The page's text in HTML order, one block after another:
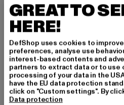
-23% -
GREAT TO
HERE!
DefShop uses cookies to
preferences, analyse use
interest-based contents and
partners to extract data or to use
processing of your data in the
have the EU data protection
click on "Custom settings". By
Data protection